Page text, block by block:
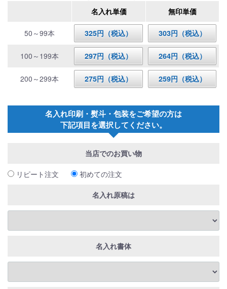
名入れ単価 無印単価
50～99本 325円（税込） 303円（税込）
100～199本 297円（税込） 264円（税込）
200～299本 275円（税込） 259円（税込）
名入れ印刷・熨斗・包装をご希望の方は
下記項目を選択してください。
当店でのお買い物
リピート注文 初めての注文
名入れ原稿は
名入れ書体